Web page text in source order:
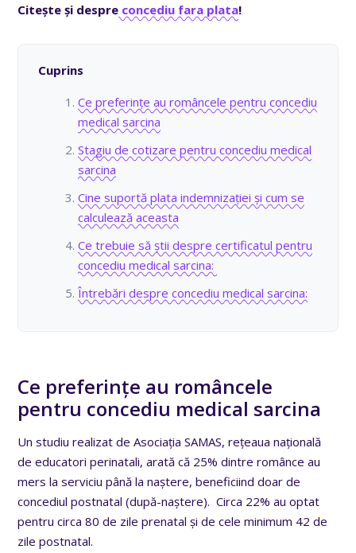
Citește și despre concediu fara plata!
Cuprins
Ce preferințe au româncele pentru concediu
medical sarcina
Stagiu de cotizare pentru concediu medical
sarcina
Cine suportă plata indemnizației și cum se
calculează aceasta
Ce trebuie să știi despre certificatul pentru
concediu medical sarcina:
Întrebări despre concediu medical sarcina:
Ce preferințe au româncele
pentru concediu medical sarcina
Un studiu realizat de Asociația SAMAS, rețeaua națională
de educatori perinatali, arată că 25% dintre românce au
mers la serviciu până la naștere, beneficiind doar de
concediul postnatal (după-naștere). Circa 22% au optat
pentru circa 80 de zile prenatal și de cele minimum 42 de
zile postnatal.